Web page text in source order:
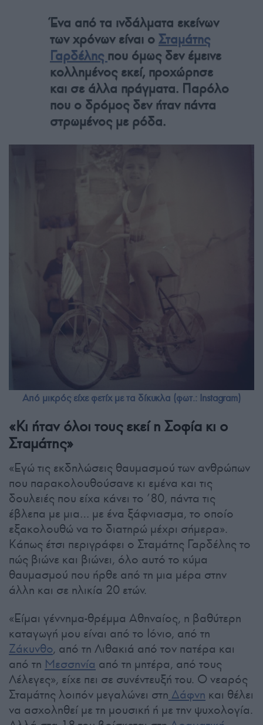
Ένα από τα ινδάλματα εκείνων
των χρόνων είναι ο Σταμάτης
Γαρδέλης που όμως δεν έμεινε
κολλημένος εκεί, προχώρησε
και σε άλλα πράγματα. Παρόλο
που ο δρόμος δεν ήταν πάντα
στρωμένος με ρόδα.
Από μικρός είχε φετίχ με τα δίκυκλα (φωτ.: Instagram)
«Κι ήταν όλοι τους εκεί η Σοφία κι ο
Σταμάτης»
«Εγώ τις εκδηλώσεις θαυμασμού των ανθρώπων
που παρακολουθούσανε κι εμένα και τις
δουλειές που είχα κάνει το ’80, πάντα τις
έβλεπα με μια… με ένα ξάφνιασμα, το οποίο
εξακολουθώ να το διατηρώ μέχρι σήμερα».
Κάπως έτσι περιγράφει ο Σταμάτης Γαρδέλης το
πώς βιώνε και βιώνει, όλο αυτό το κύμα
θαυμασμού που ήρθε από τη μια μέρα στην
άλλη και σε ηλικία 20 ετών.
«Είμαι γέννημα-θρέμμα Αθηναίος, η βαθύτερη
καταγωγή μου είναι από το Ιόνιο, από τη
Ζάκυνθο, από τη Λιθακιά από τον πατέρα και
από τη Μεσσηνία από τη μητέρα, από τους
Λέλεγες», είχε πει σε συνέντευξή του. Ο νεαρός
Σταμάτης λοιπόν μεγαλώνει στη Δάφνη και θέλει
να ασχοληθεί με τη μουσική ή με την ψυχολογία.